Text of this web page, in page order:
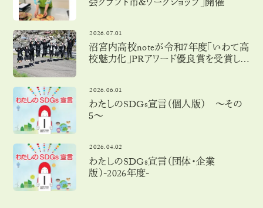
会クラフト市＆ワークショップ」開催
2026.07.01
沼宮内高校noteが令和７年度「いわて高
校魅力化」PRアワード優良賞を受賞しま
2026.06.01
わたしのSDGs宣言（個人版） 〜その
５〜
2026.04.02
わたしのSDGs宣言（団体・企業
版）-2026年度-